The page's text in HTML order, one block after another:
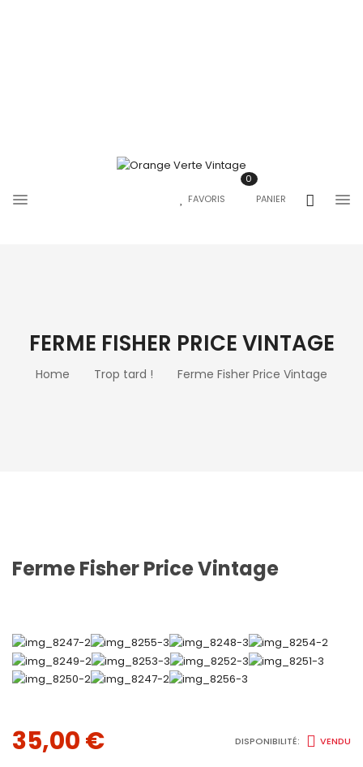
FAVORIS PANIER
0
FERME FISHER PRICE VINTAGE
Home Trop tard ! Ferme Fisher Price Vintage
Ferme Fisher Price Vintage
35,00€ DISPONIBILITÉ: VENDU